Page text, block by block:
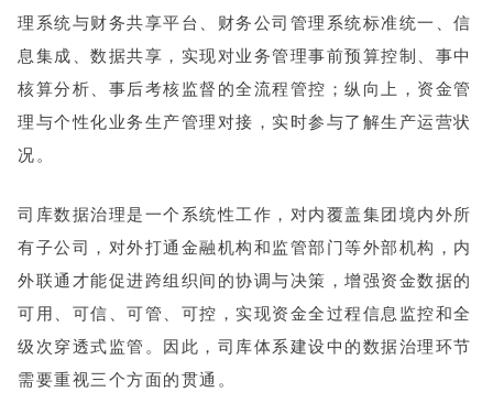
理系统与财务共享平台、财务公司管理系统标准统一、信
息集成、数据共享，实现对业务管理事前预算控制、事中
核算分析、事后考核监督的全流程管控；纵向上，资金管
理与个性化业务生产管理对接，实时参与了解生产运营状
况。
司库数据治理是一个系统性工作，对内覆盖集团境内外所
有子公司，对外打通金融机构和监管部门等外部机构，内
外联通才能促进跨组织间的协调与决策，增强资金数据的
可用、可信、可管、可控，实现资金全过程信息监控和全
级次穿透式监管。因此，司库体系建设中的数据治理环节
需要重视三个方面的贯通。